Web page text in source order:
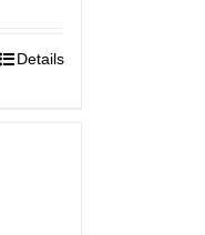
Details